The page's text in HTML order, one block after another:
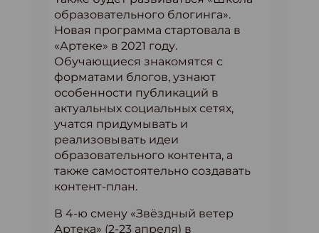
образовательного блогинга».
Новая программа стартовала в
«Артеке» в 2021 году.
Обучающиеся знакомятся с
форматами блогов, узнают
особенности публикаций в
актуальных социальных сетях,
учатся придумывать и
реализовывать идеи
образовательного контента, а
также самостоятельно создавать
контент-план.
В 4-ю смену «Звёздный ветер
Артека» (2-23 апреля) в